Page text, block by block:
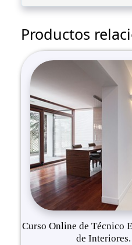
Productos
Curso Online de Técnico
de